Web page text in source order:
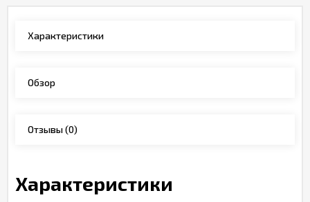
Характеристики
Обзор
Отзывы(0)
Характеристики